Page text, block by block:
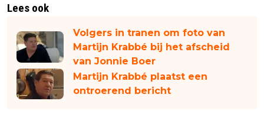
Lees ook
Volgers in tranen om foto van
Martijn Krabbé bij het afscheid
van Jonnie Boer
Martijn Krabbé plaatst een
ontroerend bericht